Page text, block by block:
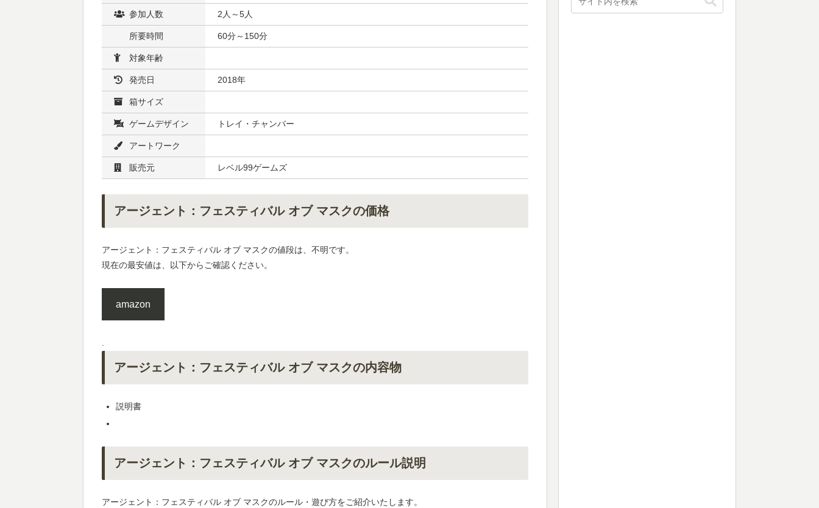
参加人数 2人～5人
所要時間 60分～150分
対象年齢
発売日 2018年
箱サイズ
ゲームデザイン トレイ・チャンバー
アートワーク
販売元 レベル99ゲームズ
アージェント：フェスティバル オブ マスクの価格
アージェント：フェスティバル オブ マスクの値段は、不明です。
現在の最安値は、以下からご確認ください。
amazon
.
アージェント：フェスティバル オブ マスクの内容物
説明書
アージェント：フェスティバル オブ マスクのルール説明
アージェント：フェスティバル オブ マスクのルール・遊び方をご紹介いたします。